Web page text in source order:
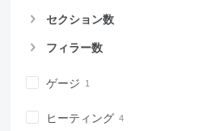
セクション数
フィラー数
ゲージ
ヒーティング